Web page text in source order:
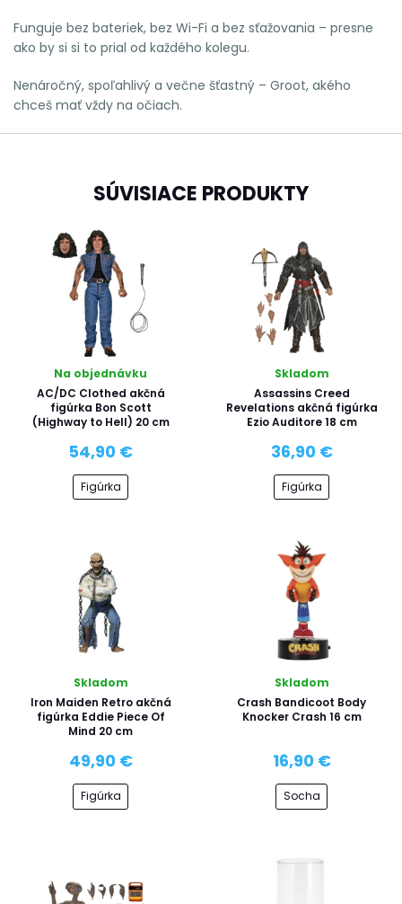
Funguje bez bateriek, bez Wi-Fi a bez sťažovania – presne
ako by si si to prial od každého kolegu.
Nenáročný, spoľahlivý a večne šťastný – Groot, akého
chceš mať vždy na očiach.
SÚVISIACE PRODUKTY
Na objednávku
AC/DC Clothed akčná
figúrka Bon Scott
(Highway to Hell) 20 cm
54,90 €
Figúrka
Skladom
Assassins Creed
Revelations akčná figúrka
Ezio Auditore 18 cm
36,90 €
Figúrka
Skladom
Iron Maiden Retro akčná
figúrka Eddie Piece Of
Mind 20 cm
49,90 €
Figúrka
Skladom
Crash Bandicoot Body
Knocker Crash 16 cm
16,90 €
Socha